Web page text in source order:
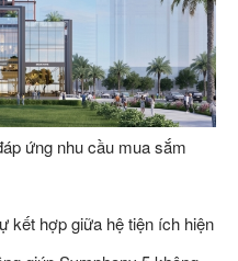
ứng nhu cầu mua sắm
kết hợp giữa hệ tiện ích hiện